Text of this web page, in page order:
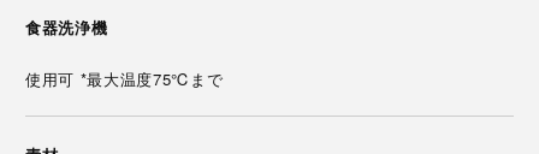
食器洗浄機
使用可 *最大温度75℃まで